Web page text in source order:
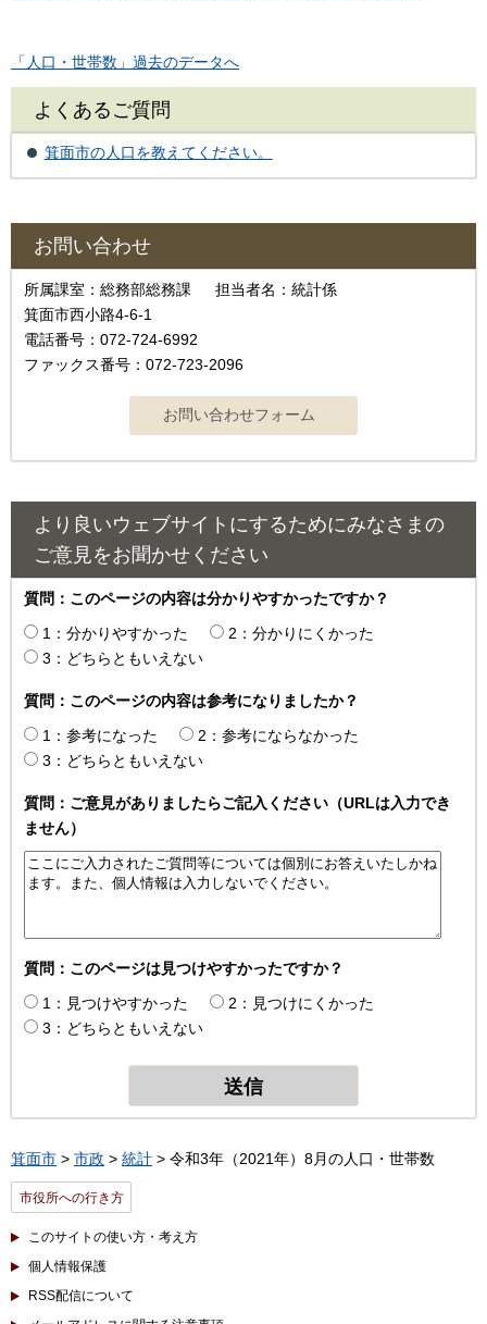
「人口・世帯数」過去のデータへ
よくあるご質問
箕面市の人口を教えてください。
お問い合わせ
所属課室：総務部総務課 担当者名：統計係
箕面市西小路4-6-1
電話番号：072-724-6992
ファックス番号：072-723-2096
より良いウェブサイトにするためにみなさまの
ご意見をお聞かせください
質問：このページの内容は分かりやすかったですか？
1：分かりやすかった
2：分かりにくかった
3：どちらともいえない
質問：このページの内容は参考になりましたか？
1：参考になった
2：参考にならなかった
3：どちらともいえない
質問：ご意見がありましたらご記入ください（URLは入力でき
ません）
質問：このページは見つけやすかったですか？
1：見つけやすかった
2：見つけにくかった
3：どちらともいえない
箕面市 > 市政 > 統計 > 令和3年（2021年）8月の人口・世帯数
市役所への行き方
このサイトの使い方・考え方
個人情報保護
RSS配信について